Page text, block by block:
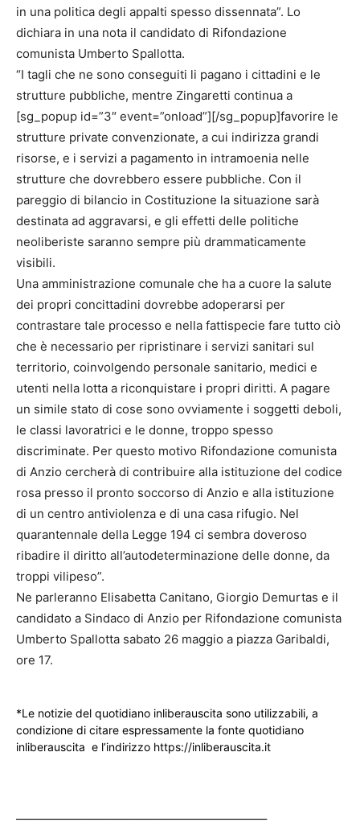
in una politica degli appalti spesso dissennata”. Lo
dichiara in una nota il candidato di Rifondazione
comunista Umberto Spallotta.
“I tagli che ne sono conseguiti li pagano i cittadini e le
strutture pubbliche, mentre Zingaretti continua a
[sg_popup id=”3″ event=”onload”][/sg_popup]favorire le
strutture private convenzionate, a cui indirizza grandi
risorse, e i servizi a pagamento in intramoenia nelle
strutture che dovrebbero essere pubbliche. Con il
pareggio di bilancio in Costituzione la situazione sarà
destinata ad aggravarsi, e gli effetti delle politiche
neoliberiste saranno sempre più drammaticamente
visibili.
Una amministrazione comunale che ha a cuore la salute
dei propri concittadini dovrebbe adoperarsi per
contrastare tale processo e nella fattispecie fare tutto ciò
che è necessario per ripristinare i servizi sanitari sul
territorio, coinvolgendo personale sanitario, medici e
utenti nella lotta a riconquistare i propri diritti. A pagare
un simile stato di cose sono ovviamente i soggetti deboli,
le classi lavoratrici e le donne, troppo spesso
discriminate. Per questo motivo Rifondazione comunista
di Anzio cercherà di contribuire alla istituzione del codice
rosa presso il pronto soccorso di Anzio e alla istituzione
di un centro antiviolenza e di una casa rifugio. Nel
quarantennale della Legge 194 ci sembra doveroso
ribadire il diritto all’autodeterminazione delle donne, da
troppi vilipeso”.
Ne parleranno Elisabetta Canitano, Giorgio Demurtas e il
candidato a Sindaco di Anzio per Rifondazione comunista
Umberto Spallotta sabato 26 maggio a piazza Garibaldi,
ore 17.
*Le notizie del quotidiano inliberauscita sono utilizzabili, a
condizione di citare espressamente la fonte quotidiano
inliberauscita e l’indirizzo https://inliberauscita.it